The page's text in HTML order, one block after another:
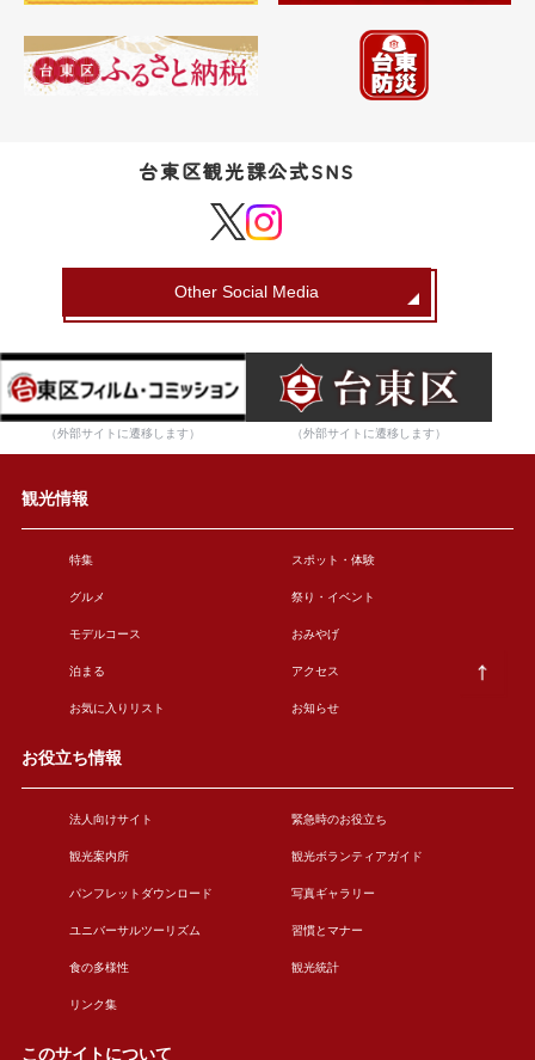
台東区観光課公式SNS
Other Social Media
（外部サイトに遷移します） （外部サイトに遷移します）
観光情報
特集 スポット・体験
グルメ 祭り・イベント
モデルコース おみやげ
泊まる アクセス
お気に入りリスト お知らせ
お役立ち情報
法人向けサイト 緊急時のお役立ち
観光案内所 観光ボランティアガイド
パンフレットダウンロード 写真ギャラリー
ユニバーサルツーリズム 習慣とマナー
食の多様性 観光統計
リンク集
このサイトについて